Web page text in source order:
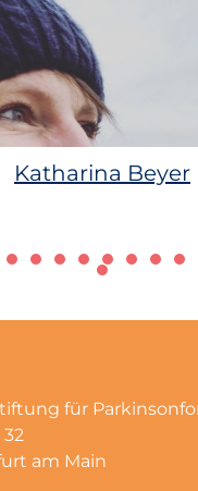
Katharina Beyer
für
am Main